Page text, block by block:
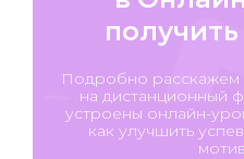
получить
Подробно расскажем
на дистанционный
устроены онлайн-
как улучшить